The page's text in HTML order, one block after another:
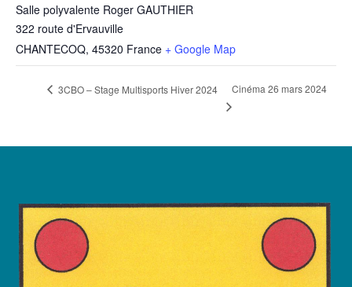
Salle polyvalente Roger GAUTHIER
322 route d'Ervauville
CHANTECOQ, 45320 France + Google Map
3CBO – Stage Multisports Hiver 2024 Cinéma 26 mars 2024